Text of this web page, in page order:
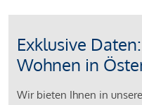
Exklusive
Wohnen in
Wir bieten Ihnen in